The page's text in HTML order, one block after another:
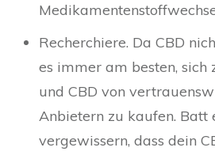
Recherchiere. Da CBD
es immer am besten, sich
und CBD von
Anbietern zu kaufen. Batt
vergewissern, dass dein